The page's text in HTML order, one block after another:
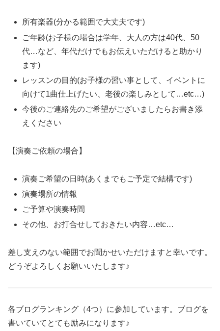
所有楽器(分かる範囲で大丈夫です)
ご年齢(お子様の場合は学年、大人の方は40代、50
代…など、年代だけでもお伝えいただけると助かり
ます)
レッスンの目的(お子様の習い事として、イベントに
向けて1曲仕上げたい、老後の楽しみとして…etc…)
今後のご連絡先のご希望がございましたらお書き添
えください
【演奏ご依頼の場合】
演奏ご希望の日時(あくまでもご予定で結構です)
演奏場所の情報
ご予算や演奏時間
その他、お打合せしておきたい内容…etc…
差し支えのない範囲でお聞かせいただけますと幸いです。
どうぞよろしくお願いいたします♪
各ブログランキング（4つ）に参加しています。ブログを
書いていてとても励みになります♪